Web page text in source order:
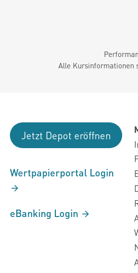
Alle Kursinformationen
Jetzt Depot eröffnen
Wertpapierportal Login
eBanking Login